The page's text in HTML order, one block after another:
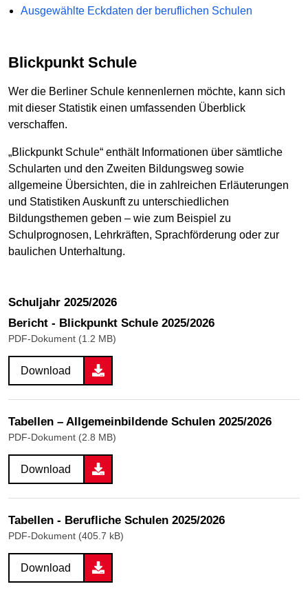
Ausgewählte Eckdaten der beruflichen Schulen
Blickpunkt Schule
Wer die Berliner Schule kennenlernen möchte, kann sich
mit dieser Statistik einen umfassenden Überblick
verschaffen.
„Blickpunkt Schule“ enthält Informationen über sämtliche
Schularten und den Zweiten Bildungsweg sowie
allgemeine Übersichten, die in zahlreichen Erläuterungen
und Statistiken Auskunft zu unterschiedlichen
Bildungsthemen geben – wie zum Beispiel zu
Schulprognosen, Lehrkräften, Sprachförderung oder zur
baulichen Unterhaltung.
Schuljahr 2025/2026
Bericht - Blickpunkt Schule 2025/2026
PDF-Dokument (1.2 MB)
Download
Tabellen – Allgemeinbildende Schulen 2025/2026
PDF-Dokument (2.8 MB)
Download
Tabellen - Berufliche Schulen 2025/2026
PDF-Dokument (405.7 kB)
Download